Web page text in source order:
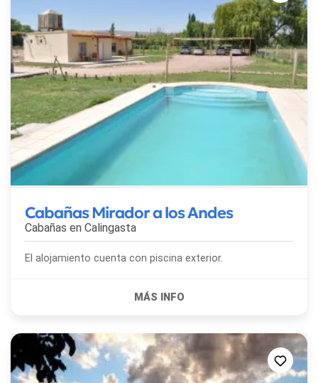
Cabañas Mirador a los Andes
Cabañas en Calingasta
El alojamiento cuenta con piscina exterior.